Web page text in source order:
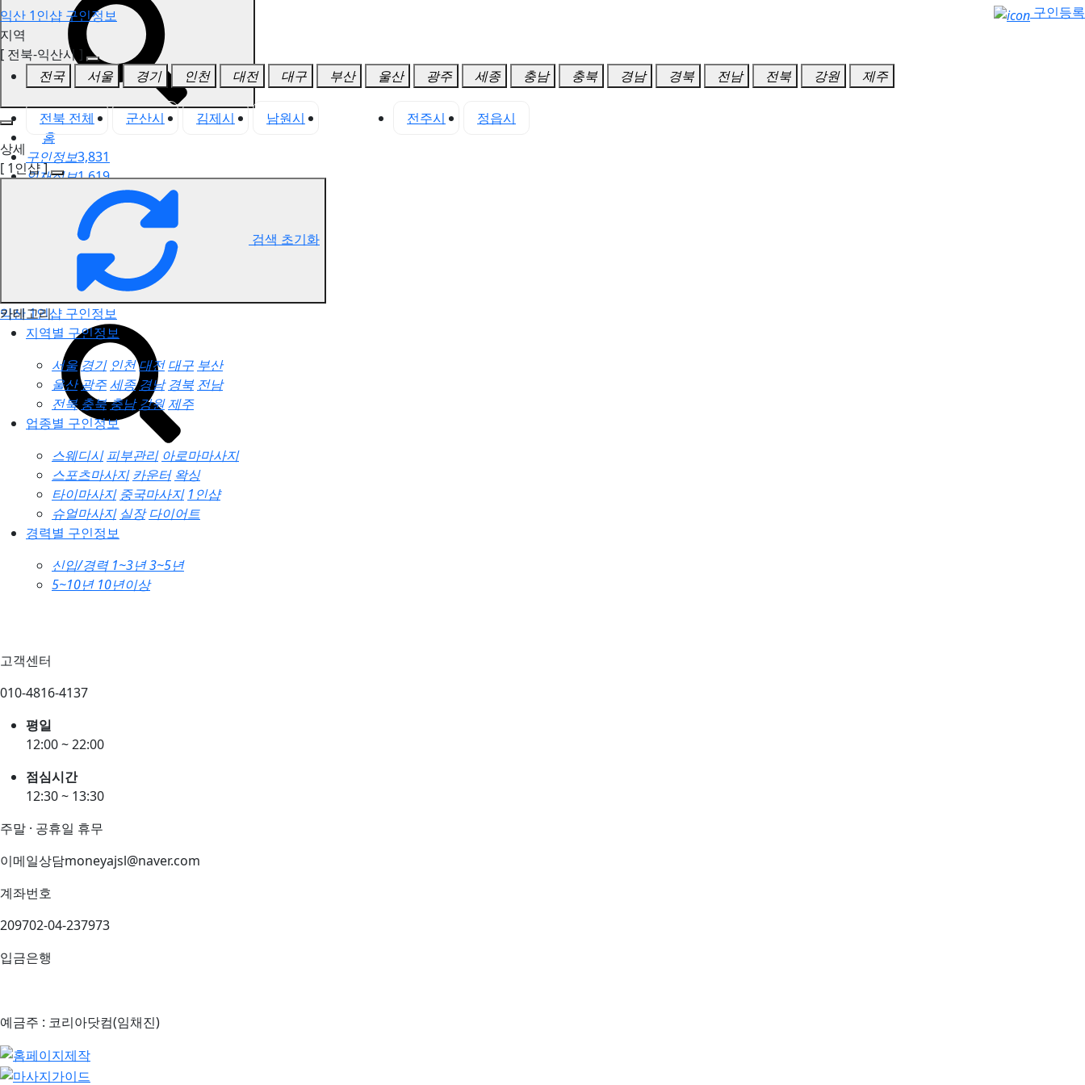
홈
구인정보3,831
인재정보1,619
고객센터
전국업체정보
마사지가이드
업체 서비스 관리
익산 1인샵 구인정보
익산 1인샵 구인정보
구인등록
지역
[ 전북-익산시 ]
전국
서울 경기 인천 대전 대구 부산 울산 광주 세종 충남 충북 경남 경북 전남 전북 강원 제주
전북 전체 군산시 김제시 남원시 전주시
정읍시
상세
[ 1인샵 ]
검색 초기화
카테고리
지역별 구인정보
서울경기 인천대전 대구 부산
울산광주세종경남 경북 전남
전북 충북충남 강원제주
업종별 구인정보
스웨디시 피부관리 아로마마사지
스포츠마사지 카운터 왁싱
타이마사지 중국마사지 1인샵
슈얼마사지 실장 다이어트
경력별 구인정보
신입/경력 1~3년3~5년
5~10년 10년이상
고객센터
010-4816-4137
평일
12:00 ~ 22:00
점심시간
12:30 ~ 13:30
주말 · 공휴일 휴무
이메일상담moneyajsl@naver.com
계좌번호
209702-04-237973
입금은행
예금주 : 코리아닷컴(임채진)